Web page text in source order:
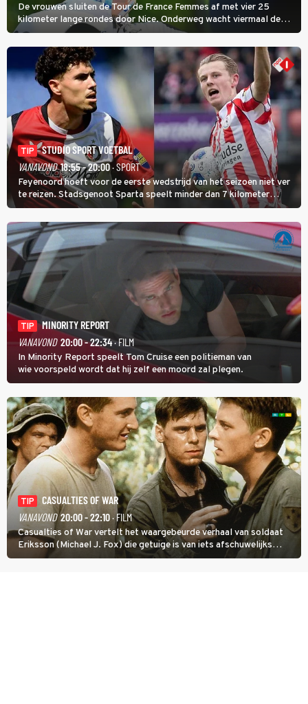
De vrouwen sluiten de Tour de France Femmes af met vier 25
kilometer lange rondes door Nice. Onderweg wacht viermaal de
zware Col d'Èze. Aan de finish op de Promenade des Anglais krijgt
de eindwinnaar de laatste gele trui.
TIP
STUDIO SPORT VOETBAL
VANAVOND 18:55 - 20:00· SPORT
Feyenoord hoeft voor de eerste wedstrijd van het seizoen niet ver
te reizen. Stadsgenoot Sparta speelt minder dan 7 kilometer
verderop. Feyenoord trok de Spaanse spits Nacho Ferri aan van
KVC Westerlo uit België.
TIP
MINORITY REPORT
VANAVOND 20:00 - 22:34· FILM
In Minority Report speelt Tom Cruise een politieman van
wie voorspeld wordt dat hij zelf een moord zal plegen.
TIP
CASUALTIES OF WAR
VANAVOND 20:00 - 22:10· FILM
Casualties of War vertelt het waargebeurde verhaal van soldaat
Eriksson (Michael J. Fox) die getuige is van iets afschuwelijks
tijdens de Vietnamoorlog. Hij besluit uit de school te klappen.